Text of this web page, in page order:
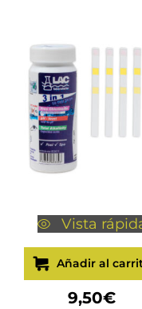
Vista
Añadir al
9,50€